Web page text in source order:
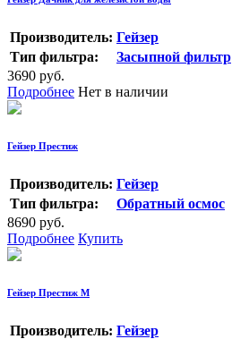
Производитель: Гейзер
Тип фильтра:
Засыпной фильтр
3690 руб.
Подробнее Нет в наличии
Гейзер Престиж
Производитель: Гейзер
Тип фильтра:
Обратный осмос
8690 руб.
Подробнее Купить
Гейзер Престиж М
Производитель: Гейзер